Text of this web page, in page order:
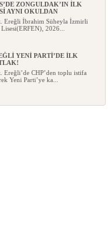
ZONGULDAK’IN İLK
AYNI OKULDAN
Ereğli İbrahim Süheyla İzmirli
Lisesi(ERFEN), 2026...
YENİ PARTİ’DE İLK
Ereğli’de CHP’den toplu istifa
Yeni Parti’ye ka...
112 ACİL MOBİL